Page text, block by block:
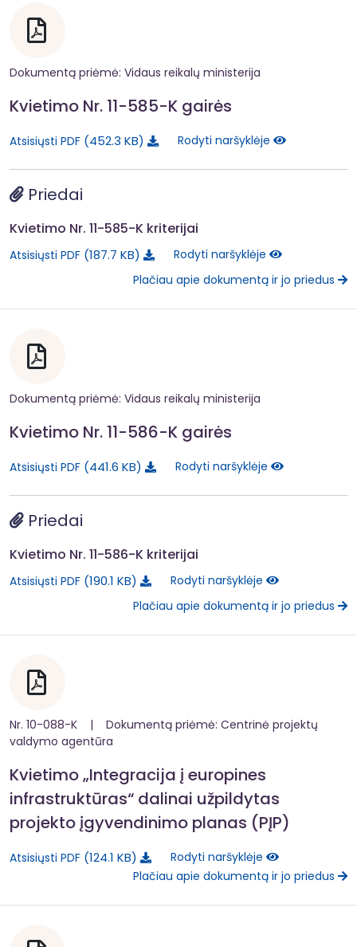
Dokumentą priėmė: Vidaus reikalų ministerija
Kvietimo Nr. 11-585-K gairės
Atsisiųsti PDF 452.3 KB Rodyti naršyklėje
Priedai
Kvietimo Nr. 11-585-K kriterijai
Atsisiųsti PDF 187.7 KB
Rodyti naršyklėje
Plačiau apie dokumentą ir jo priedus
Dokumentą priėmė: Vidaus reikalų ministerija
Kvietimo Nr. 11-586-K gairės
Atsisiųsti PDF 441.6 KB Rodyti naršyklėje
Priedai
Kvietimo Nr. 11-586-K kriterijai
Atsisiųsti PDF 190.1 KB
Rodyti naršyklėje
Plačiau apie dokumentą ir jo priedus
Nr. 10-088-K | Dokumentą priėmė: Centrinė projektų
valdymo agentūra
Kvietimo „Integracija į europines
infrastruktūras“ dalinai užpildytas
projekto įgyvendinimo planas (PĮP)
Atsisiųsti PDF 124.1 KB
Rodyti naršyklėje
Plačiau apie dokumentą ir jo priedus